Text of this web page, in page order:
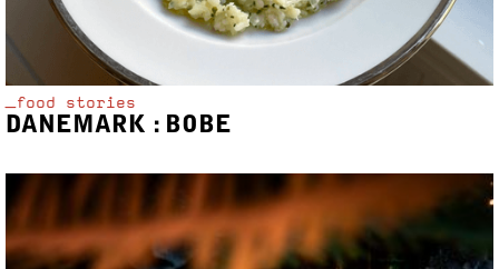
_food stories
DANEMARK : BOBE